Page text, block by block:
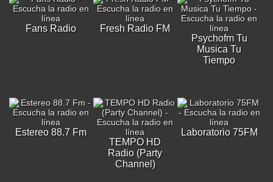
Fans Radio
Fresh Radio FM
Psychofm Tu
Musica Tu
Tiempo
Estereo 88.7 Fm
TEMPO HD
Radio (Party
Channel)
Laboratorio 75FM